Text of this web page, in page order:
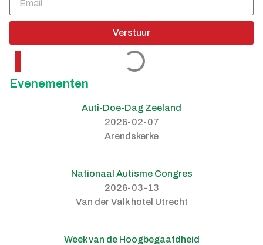
Verstuur
Evenementen
Auti-Doe-Dag Zeeland
2026-02-07
Arendskerke
Nationaal Autisme Congres
2026-03-13
Van der Valk hotel Utrecht
Week van de Hoogbegaafdheid